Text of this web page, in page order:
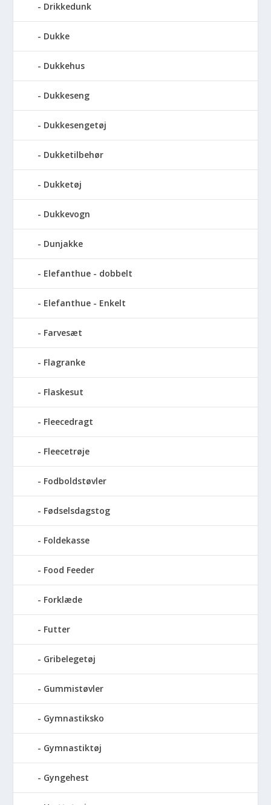
Drikkedunk
Dukke
Dukkehus
Dukkeseng
Dukkesengetøj
Dukketilbehør
Dukketøj
Dukkevogn
Dunjakke
Elefanthue - dobbelt
Elefanthue - Enkelt
Farvesæt
Flagranke
Flaskesut
Fleecedragt
Fleecetrøje
Fodboldstøvler
Fødselsdagstog
Foldekasse
Food Feeder
Forklæde
Futter
Gribelegetøj
Gummistøvler
Gymnastiksko
Gymnastiktøj
Gyngehest